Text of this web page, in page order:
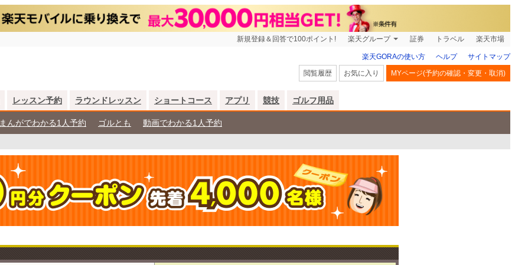
新規登録＆回答で100ポイント! 楽天グループ 証券 トラベル 楽天市場
楽天GORAの使い方 ヘルプ
サイトマップ
閲覧履歴
お気に入り MYページ(予約の確認・変更・取消)
レッスン予約 ラウンドレッスン ショートコース アプリ 競技 ゴルフ用品
まんがでわかる1人予約 ゴルとも 動画でわかる1人予約